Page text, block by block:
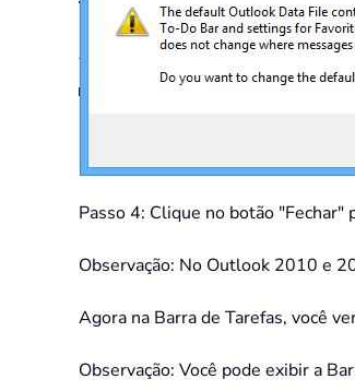
Passo 4: Clique no botão "Fechar"
Observação: No Outlook 2010 e
Agora na Barra de Tarefas, você
Observação: Você pode exibir a